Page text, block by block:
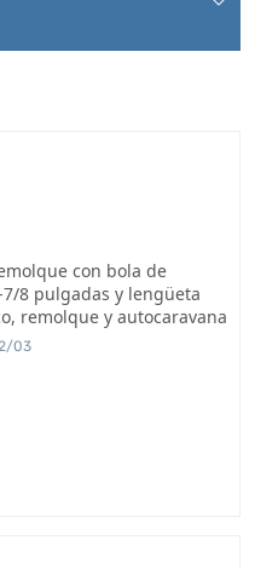
con bola de
8 pulgadas y lengüeta
remolque y autocaravana
03